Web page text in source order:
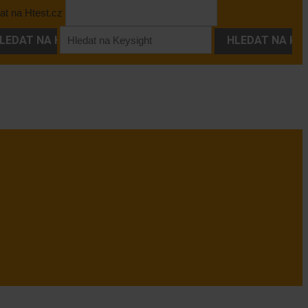
na Htest.cz